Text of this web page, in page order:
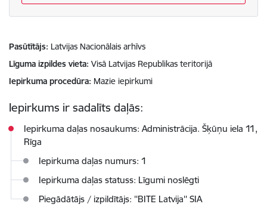
Pasūtītājs Latvijas Nacionālais arhīvs
Līguma izpildes vieta Visā Latvijas Republikas teritorijā
Iepirkuma procedūra Mazie iepirkumi
Iepirkums ir sadalīts daļās:
Iepirkuma daļas nosaukums: Administrācija. Šķūņu iela 11,
Rīga
Iepirkuma daļas numurs: 1
Iepirkuma daļas statuss: Līgumi noslēgti
Piegādātājs / izpildītājs: ''BITE Latvija'' SIA